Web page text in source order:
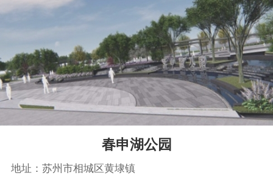
春申湖公园
地址：苏州市相城区黄埭镇